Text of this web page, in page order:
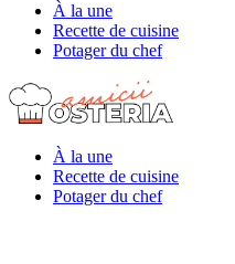
À la une
Recette de cuisine
Potager du chef
À la une
Recette de cuisine
Potager du chef